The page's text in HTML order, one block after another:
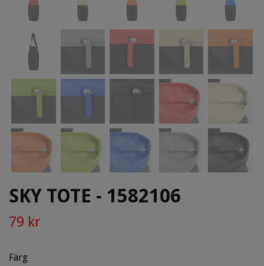
SKY TOTE - 1582106
79 kr
Färg